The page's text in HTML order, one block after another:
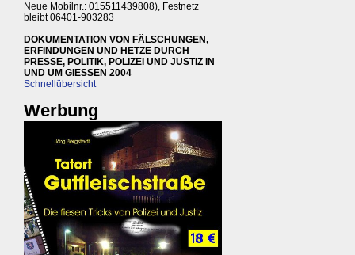
Neue Mobilnr.: 015511439808), Festnetz
bleibt 06401-903283
DOKUMENTATION VON FÄLSCHUNGEN,
ERFINDUNGEN UND HETZE DURCH
PRESSE, POLITIK, POLIZEI UND JUSTIZ IN
UND UM GIESSEN 2004
Schnellübersicht
Werbung